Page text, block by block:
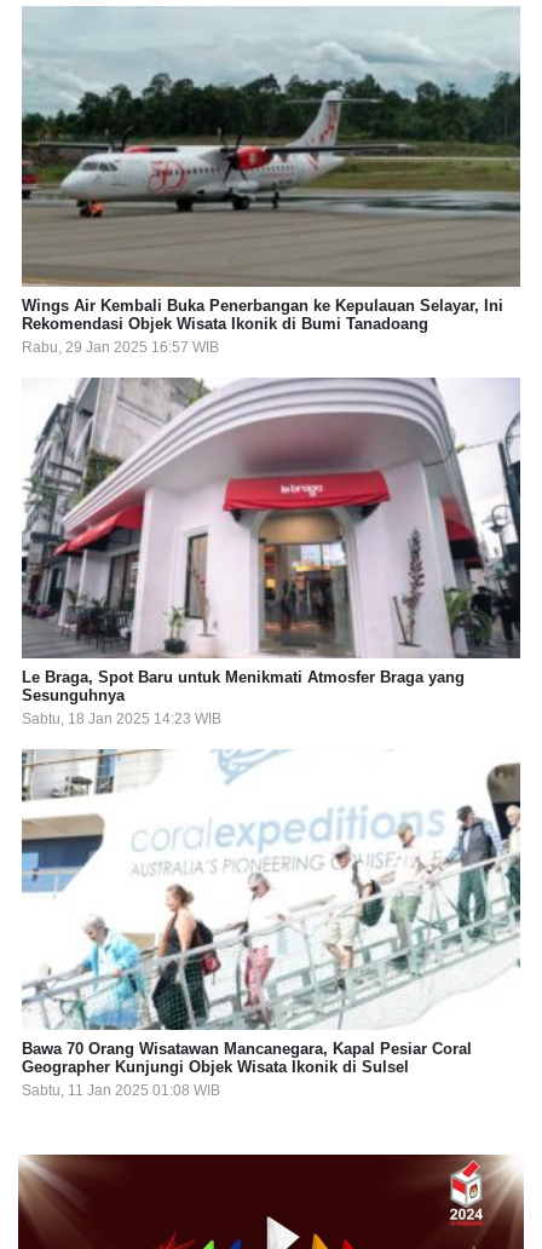
Wings Air Kembali Buka Penerbangan ke Kepulauan Selayar, Ini
Rekomendasi Objek Wisata Ikonik di Bumi Tanadoang
Rabu, 29 Jan 2025 16:57 WIB
Le Braga, Spot Baru untuk Menikmati Atmosfer Braga yang
Sesunguhnya
Sabtu, 18 Jan 2025 14:23 WIB
Bawa 70 Orang Wisatawan Mancanegara, Kapal Pesiar Coral
Geographer Kunjungi Objek Wisata Ikonik di Sulsel
Sabtu, 11 Jan 2025 01:08 WIB